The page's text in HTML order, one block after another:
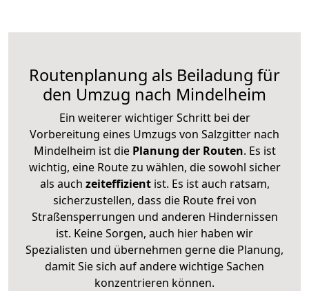
Routenplanung als Beiladung für
den Umzug nach Mindelheim
Ein weiterer wichtiger Schritt bei der
Vorbereitung eines Umzugs von Salzgitter nach
Mindelheim ist diePlanung der Routen. Es ist
wichtig, eine Route zu wählen, die sowohl sicher
als auch zeiteffizientist. Es ist auch ratsam,
sicherzustellen, dass die Route frei von
Straßensperrungen und anderen Hindernissen
ist. Keine Sorgen, auch hier haben wir
Spezialisten und übernehmen gerne die Planung,
damit Sie sich auf andere wichtige Sachen
konzentrieren können.